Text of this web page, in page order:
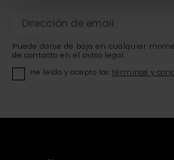
Puede darse de baja en cualquier
de contacto en el aviso legal.
He leído y acepto los términos y